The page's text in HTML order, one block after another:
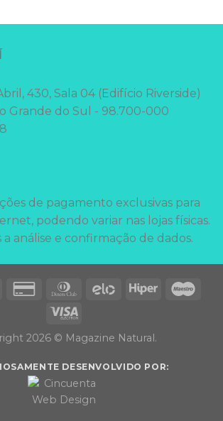
430, Sala 04 (Edifício Riverside)
Grande do Sul - 98.700-000
de pagamento exclusivas para
podendo variar nas lojas físicas.
a análise e confirmação de dados.
2026 © Magazine Natural.
DESENVOLVIDO POR: